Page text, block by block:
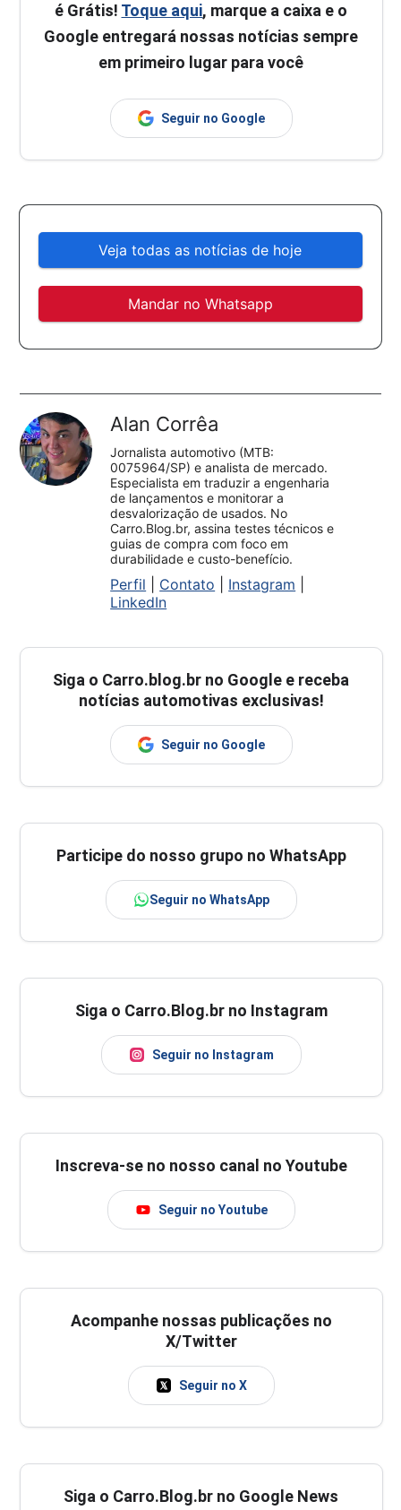
é Grátis! Toque aqui, marque a caixa e o
Google entregará nossas notícias sempre
em primeiro lugar para você
Seguir no Google
Veja todas as notícias de hoje
Mandar no Whatsapp
Alan Corrêa
Jornalista automotivo (MTB:
0075964/SP) e analista de mercado.
Especialista em traduzir a engenharia
de lançamentos e monitorar a
desvalorização de usados. No
Carro.Blog.br, assina testes técnicos e
guias de compra com foco em
durabilidade e custo-benefício.
Perfil Contato Instagram
LinkedIn
Siga o Carro.blog.br no Google e receba
notícias automotivas exclusivas!
Seguir no Google
Participe do nosso grupo no WhatsApp
Seguir no WhatsApp
Siga o Carro.Blog.br no Instagram
Seguir no Instagram
Inscreva-se no nosso canal no Youtube
Seguir no Youtube
Acompanhe nossas publicações no
X/Twitter
Seguir no X
Siga o Carro.Blog.br no Google News